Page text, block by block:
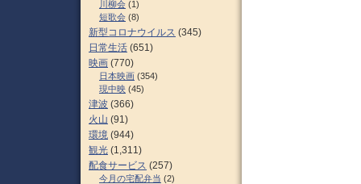
川柳会 (1)
短歌会 (8)
新型コロナウイルス (345)
日常生活 (651)
映画 (770)
日本映画 (354)
現中映 (45)
津波 (366)
火山 (91)
環境 (944)
観光 (1,311)
配食サービス (257)
今月の宅配弁当 (2)